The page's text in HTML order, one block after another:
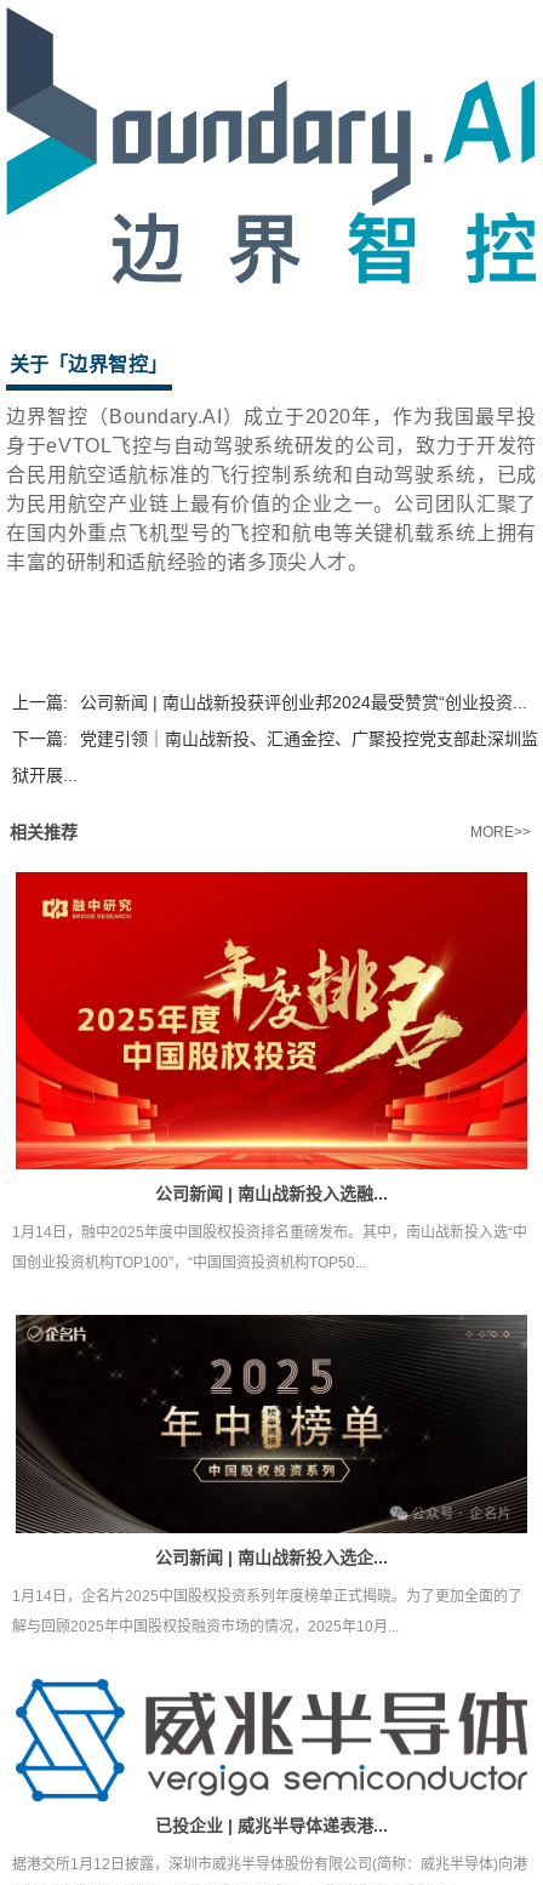
关于「边界智控 」
边界智控（Boundary.AI）成立于2020年，作为我国最早投
身于eVTOL飞控与自动驾驶系统研发的公司，致力于开发符
合民用航空适航标准的飞行控制系统和自动驾驶系统，已成
为民用航空产业链上最有价值的企业之一。公司团队汇聚了
在国内外重点飞机型号的飞控和航电等关键机载系统上拥有
丰富的研制和适航经验的诸多顶尖人才。
上一篇:
公司新闻 | 南山战新投获评创业邦2024最受赞赏“创业投资...
下一篇:
党建引领｜南山战新投、汇通金控、广聚投控党支部赴深圳监
狱开展...
相关推荐 MORE>>
公司新闻 | 南山战新投入选融...
1月14日，融中2025年度中国股权投资排名重磅发布。其中，南山战新投入选“中
国创业投资机构TOP100”，“中国国资投资机构TOP50...
公司新闻 | 南山战新投入选企...
1月14日，企名片2025中国股权投资系列年度榜单正式揭晓。为了更加全面的了
解与回顾2025年中国股权投融资市场的情况，2025年10月...
已投企业 | 威兆半导体递表港...
据港交所1月12日披露，深圳市威兆半导体股份有限公司(简称：威兆半导体)向港